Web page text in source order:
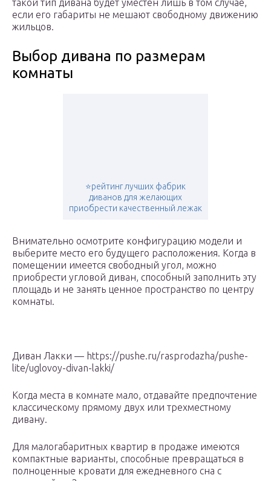
такой тип дивана будет уместен лишь в том случае,
если его габариты не мешают свободному движению
жильцов.
Выбор дивана по размерам
комнаты
⭐️рейтинг лучших фабрик
диванов для желающих
приобрести качественный лежак
Внимательно осмотрите конфигурацию модели и
выберите место его будущего расположения. Когда в
помещении имеется свободный угол, можно
приобрести угловой диван, способный заполнить эту
площадь и не занять ценное пространство по центру
комнаты.
Диван Лакки — https://pushe.ru/rasprodazha/pushe-
lite/uglovoy-divan-lakki/
Когда места в комнате мало, отдавайте предпочтение
классическому прямому двух или трехместному
дивану.
Для малогабаритных квартир в продаже имеются
компактные варианты, способные превращаться в
полноценные кровати для ежедневного сна с